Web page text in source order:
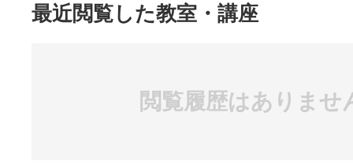
最近閲覧した教室・講座
閲覧履歴はありませ